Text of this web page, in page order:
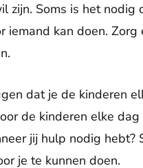
zijn. Soms is het
iemand kan doen.
dat je de kinderen
de kinderen elke
jij hulp nodig
je te kunnen doen.